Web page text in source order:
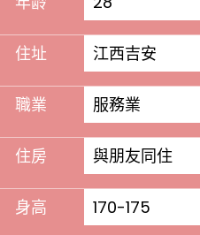
住址 江西吉安
職業 服務業
住房 與朋友同住
身高 170-175